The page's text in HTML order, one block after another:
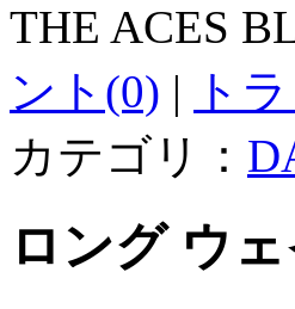
THE ACES
ント(0) |
ト
カテゴリ：
ロング ウ